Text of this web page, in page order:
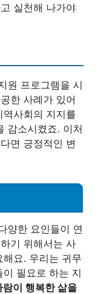
실천해 나가야
원 프로그램을 시
한 사례가 있어
사회의 지지를
감소시켰죠. 이처
면 긍정적인 변
양한 요인들이 연
기 위해서는 사
요. 우리는 귀무
필요로 하는 지
람이 행복한 삶을